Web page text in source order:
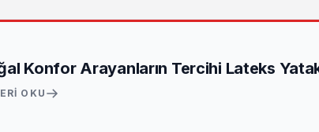
Konfor Arayanların Tercihi Lateks
OKU